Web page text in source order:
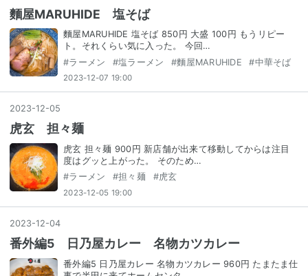
麵屋MARUHIDE 塩そば
麵屋MARUHIDE 塩そば 850円 大盛 100円 もうリピー
ト。それくらい気に入った。 今回…
#ラーメン #塩ラーメン #麵屋MARUHIDE #中華そば
2023-12-07 19:00
2023-12-05
虎玄 担々麺
虎玄 担々麺 900円 新店舗が出来て移動してからは注目
度はグッと上がった。 そのため…
#ラーメン #担々麺 #虎玄
2023-12-05 19:00
2023-12-04
番外編5 日乃屋カレー 名物カツカレー
番外編5 日乃屋カレー 名物カツカレー 960円 たまたま仕